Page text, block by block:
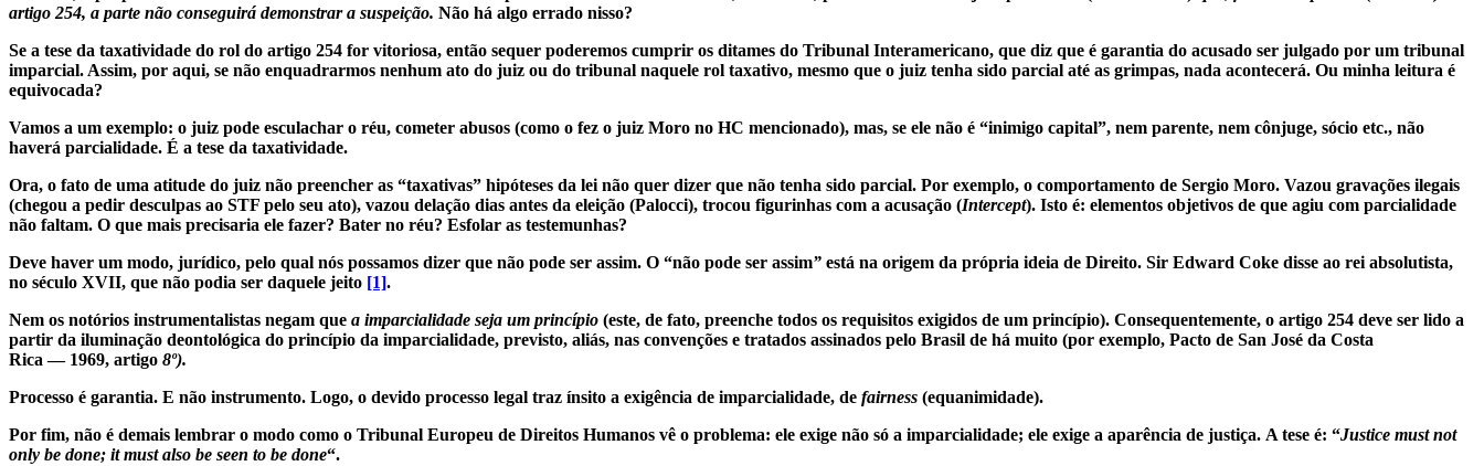
artigo 254, a parte não conseguirá demonstrar a suspeição. Não há algo errado nisso?
Se a tese da taxatividade do rol do artigo 254 for vitoriosa, então sequer poderemos cumprir os ditames do Tribunal Interamericano, que diz que é garantia do acusado ser julgado por um tribunal
imparcial. Assim, por aqui, se não enquadrarmos nenhum ato do juiz ou do tribunal naquele rol taxativo, mesmo que o juiz tenha sido parcial até as grimpas, nada acontecerá. Ou minha leitura é
equivocada?
Vamos a um exemplo: o juiz pode esculachar o réu, cometer abusos (como o fez o juiz Moro no HC mencionado), mas, se ele não é “inimigo capital”, nem parente, nem cônjuge, sócio etc., não
haverá parcialidade. É a tese da taxatividade.
Ora, o fato de uma atitude do juiz não preencher as “taxativas” hipóteses da lei não quer dizer que não tenha sido parcial. Por exemplo, o comportamento de Sergio Moro. Vazou gravações ilegais
(chegou a pedir desculpas ao STF pelo seu ato), vazou delação dias antes da eleição (Palocci), trocou figurinhas com a acusação (Intercept). Isto é: elementos objetivos de que agiu com parcialidade
não faltam. O que mais precisaria ele fazer? Bater no réu? Esfolar as testemunhas?
Deve haver um modo, jurídico, pelo qual nós possamos dizer que não pode ser assim. O “não pode ser assim” está na origem da própria ideia de Direito. Sir Edward Coke disse ao rei absolutista,
no século XVII, que não podia ser daquele jeito [1].
Nem os notórios instrumentalistas negam que a imparcialidade seja um princípio (este, de fato, preenche todos os requisitos exigidos de um princípio). Consequentemente, o artigo 254 deve ser lido a
partir da iluminação deontológica do princípio da imparcialidade, previsto, aliás, nas convenções e tratados assinados pelo Brasil de há muito (por exemplo, Pacto de San José da Costa
Rica — 1969, artigo 8º).
Processo é garantia. E não instrumento. Logo, o devido processo legal traz ínsito a exigência de imparcialidade, de fairness (equanimidade).
Por fim, não é demais lembrar o modo como o Tribunal Europeu de Direitos Humanos vê o problema: ele exige não só a imparcialidade; ele exige a aparência de justiça. A tese é: “Justice must not
only be done; it must also be seen to be done“.